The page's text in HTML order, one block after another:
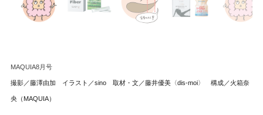
MAQUIA8月号
撮影／藤澤由加 イラスト／sino 取材・文／藤井優美〈dis-moi〉 構成／火箱奈
央（MAQUIA）